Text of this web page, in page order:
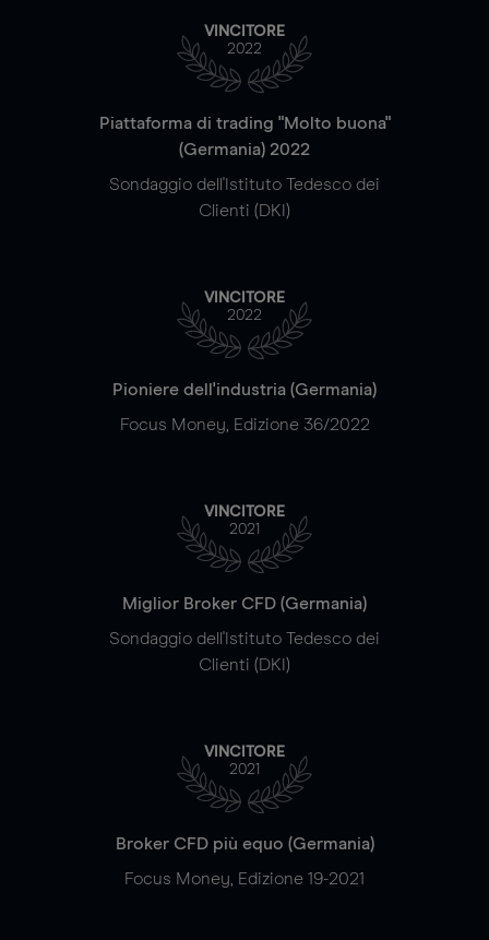
VINCITORE
2022
Piattaforma di trading "Molto buona"
(Germania) 2022
Sondaggio dell'Istituto Tedesco dei
Clienti (DKI)
VINCITORE
2022
Pioniere dell'industria (Germania)
Focus Money, Edizione 36/2022
VINCITORE
2021
Miglior Broker CFD (Germania)
Sondaggio dell'Istituto Tedesco dei
Clienti (DKI)
VINCITORE
2021
Broker CFD più equo (Germania)
Focus Money, Edizione 19-2021